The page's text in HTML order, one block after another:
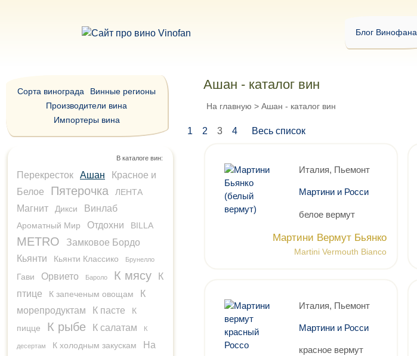
Блог Винофана
Ашан - каталог вин
На главную >Ашан - каталог вин
1 2 3 4 Весь список
Италия, Пьемонт
Мартини и Росси
белое вермут
Мартини Вермут Бьянко
Martini Vermouth Bianco
Италия, Пьемонт
Мартини и Росси
красное вермут
Сорта винограда
Винные регионы
Производители вина
Импортеры вина
В каталоге вин:
Перекресток Ашан
Красное и
Белое
Пятерочка ЛЕНТА
Магнит Дикси Винлаб
Ароматный Мир Отдохни BILLA
METRO
Замковое Бордо
Кьянти
Кьянти Классико Брунелло
Гави Орвието Бароло К мясу
К
птице
К запеченым овощам
К
морепродуктам
К пасте
К
пицце
К рыбе К салатам К
десертам К холодным закускам
На